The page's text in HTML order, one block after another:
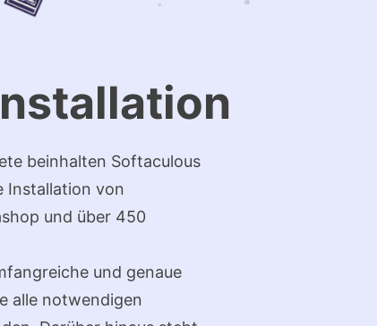
beinhalten Softaculous
Installation von
und über 450
und genaue
alle notwendigen